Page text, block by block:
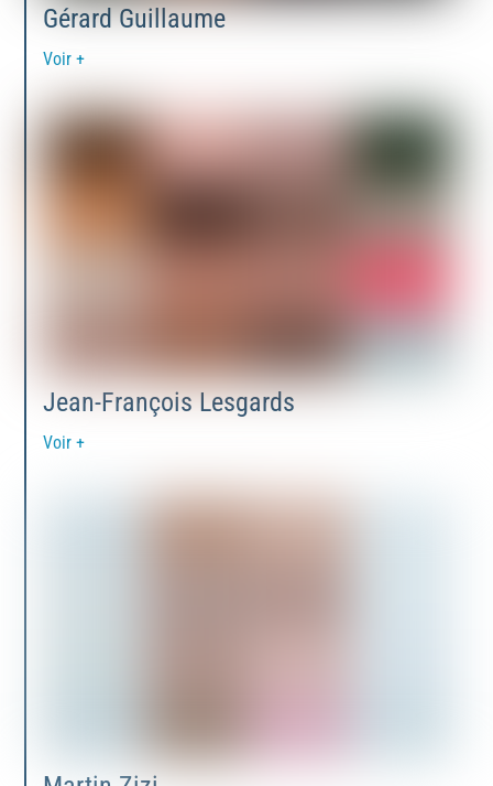
Gérard Guillaume
Voir +
Jean-François Lesgards
Voir +